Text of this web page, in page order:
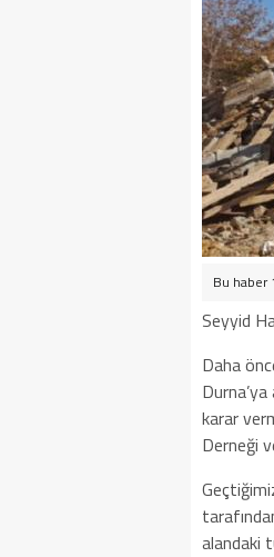
Bu haber
Seyyid
Daha
karar
Derneği
alandaki